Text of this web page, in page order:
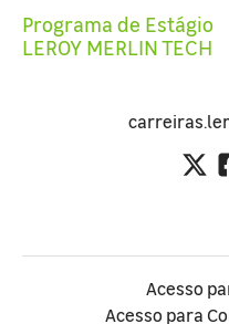
Programa de Estágio
LEROY MERLIN TECH
Acesso
Acesso para